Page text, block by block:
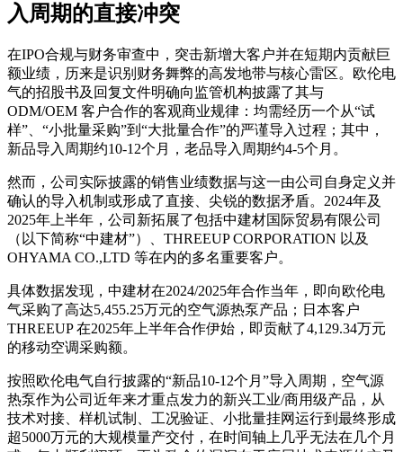
入周期的直接冲突
在IPO合规与财务审查中，突击新增大客户并在短期内贡献巨
额业绩，历来是识别财务舞弊的高发地带与核心雷区。欧伦电
气的招股书及回复文件明确向监管机构披露了其与
ODM/OEM 客户合作的客观商业规律：均需经历一个从“试
样”、“小批量采购”到“大批量合作”的严谨导入过程；其中，
新品导入周期约10-12个月，老品导入周期约4-5个月。
然而，公司实际披露的销售业绩数据与这一由公司自身定义并
确认的导入机制或形成了直接、尖锐的数据矛盾。2024年及
2025年上半年，公司新拓展了包括中建材国际贸易有限公司
（以下简称“中建材”）、THREEUP CORPORATION 以及
OHYAMA CO.,LTD 等在内的多名重要客户。
具体数据发现，中建材在2024/2025年合作当年，即向欧伦电
气采购了高达5,455.25万元的空气源热泵产品；日本客户
THREEUP 在2025年上半年合作伊始，即贡献了4,129.34万元
的移动空调采购额。
按照欧伦电气自行披露的“新品10-12个月”导入周期，空气源
热泵作为公司近年来才重点发力的新兴工业/商用级产品，从
技术对接、样机试制、工况验证、小批量挂网运行到最终形成
超5000万元的大规模量产交付，在时间轴上几乎无法在几个月